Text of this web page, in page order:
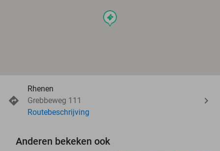
events
Rhenen
Grebbeweg 111
Routebeschrijving
Anderen bekeken ook